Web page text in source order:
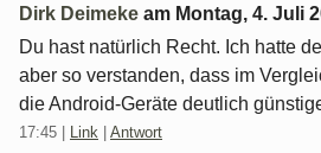
Dirk Deimeke am Montag, 4. Juli
Du hast natürlich Recht. Ich hatte
aber so verstanden, dass im
die Android-Geräte deutlich
17:45 Link Antwort